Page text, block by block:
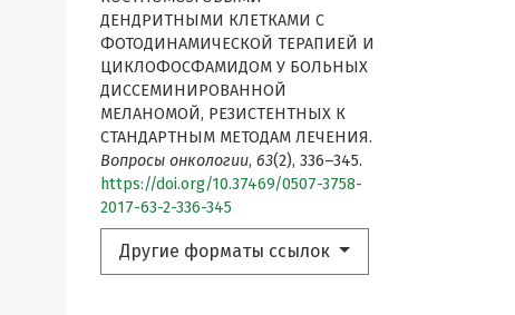
ДЕНДРИТНЫМИ КЛЕТКАМИ С
ФОТОДИНАМИЧЕСКОЙ ТЕРАПИЕЙ И
ЦИКЛОФОСФАМИДОМ У БОЛЬНЫХ
ДИССЕМИНИРОВАННОЙ
МЕЛАНОМОЙ, РЕЗИСТЕНТНЫХ К
СТАНДАРТНЫМ МЕТОДАМ ЛЕЧЕНИЯ.
Вопросы онкологии, 63(2), 336–345.
https://doi.org/10.37469/0507-3758-
2017-63-2-336-345
Другие форматы ссылок